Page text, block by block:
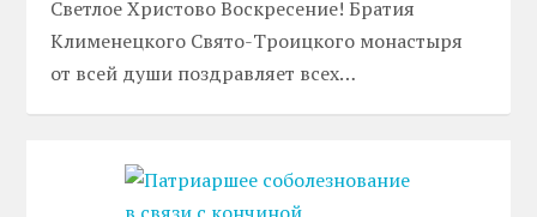
Светлое Христово Воскресение! Братия
Клименецкого Свято-Троицкого монастыря
от всей души поздравляет всех…